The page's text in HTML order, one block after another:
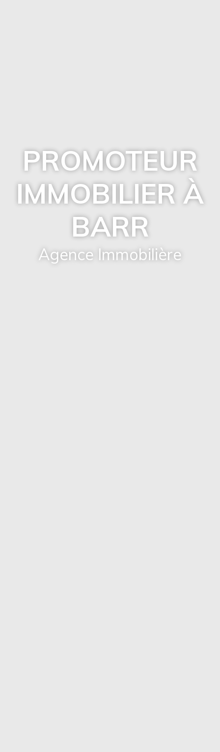
PROMOTEUR
IMMOBILIER À
BARR
Agence Immobilière